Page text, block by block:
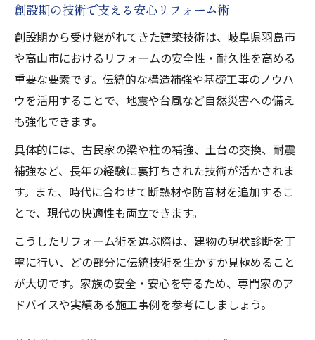
創設期の技術で支える安心リフォーム術
創設期から受け継がれてきた建築技術は、岐阜県羽島市
や高山市におけるリフォームの安全性・耐久性を高める
重要な要素です。伝統的な構造補強や基礎工事のノウハ
ウを活用することで、地震や台風など自然災害への備え
も強化できます。
具体的には、古民家の梁や柱の補強、土台の交換、耐震
補強など、長年の経験に裏打ちされた技術が活かされま
す。また、時代に合わせて断熱材や防音材を追加するこ
とで、現代の快適性も両立できます。
こうしたリフォーム術を選ぶ際は、建物の現状診断を丁
寧に行い、どの部分に伝統技術を生かすか見極めること
が大切です。家族の安全・安心を守るため、専門家のア
ドバイスや実績ある施工事例を参考にしましょう。